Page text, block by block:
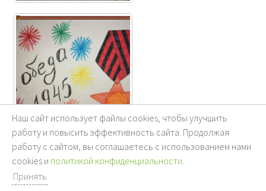
1.63
Наш сайт использует файлы cookies, чтобы улучшить
работу и повысить эффективность сайта. Продолжая
работу с сайтом, вы соглашаетесь с использованием нами
cookies и политикой конфиденциальности.
Принять